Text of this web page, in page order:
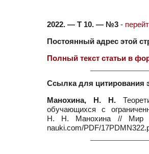
2022. — Т 10. — №3 -
Постоянный адрес этой
Полный текст статьи в
Ссылка для цитирования
Манохина, Н. Н.
обучающихся с
Н. Н. Манохина // Мир
nauki.com/PDF/